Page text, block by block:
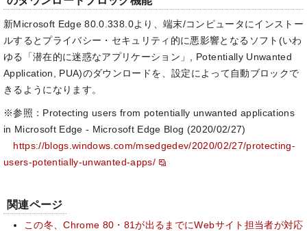
新Microsoft Edge 80.0.338.0より、端末/コンピュータにインストー
ルするとプライバシー・セキュリティ的に悪影響となるソフト(いわ
ゆる「潜在的に迷惑なアプリケーション」, Potentially Unwanted
Application, PUA)のダウンロードを、設定によって自動ブロックで
きるようになります。
※参照：Protecting users from potentially unwanted applications
in Microsoft Edge - Microsoft Edge Blog (2020/02/27)
https://blogs.windows.com/msedgedev/2020/02/27/protecting-
users-potentially-unwanted-apps/
関連ページ
この冬、Chrome 80・81が出るまでにWebサイト担当者が対応